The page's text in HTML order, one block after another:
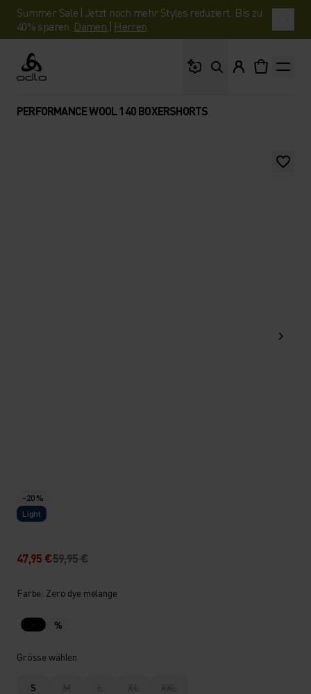
Summer Sale | Jetzt noch mehr Styles reduziert. Bis zu
40% sparen. Damen | Herren
Odlo
PERFORMANCE WOOL 140 BOXERSHORTS
-20 %
Light
47,95 €59,95 €
Farbe: Zero dye melange
%
Grösse wählen
S M L XL XXL